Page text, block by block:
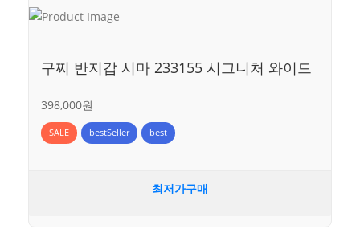
구찌 반지갑 시마 233155 시그니처 와이드
398,000원
SALE bestSeller best
최저가구매